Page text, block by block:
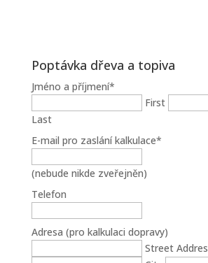
Poptávka dřeva a topiva
Jméno a příjmení*
First
Last
E-mail pro zaslání kalkulace*
(nebude nikde zveřejněn)
Telefon
Adresa (pro kalkulaci dopravy)
Street